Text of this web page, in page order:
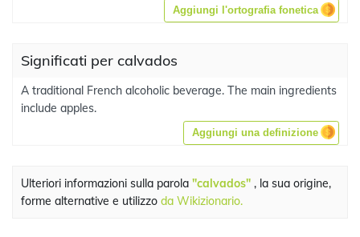
Aggiungi l'ortografia fonetica
Significati per calvados
A traditional French alcoholic beverage. The main ingredients
include apples.
Aggiungi una definizione
Ulteriori informazioni sulla parola "calvados" , la sua origine,
forme alternative e utilizzo da Wikizionario.